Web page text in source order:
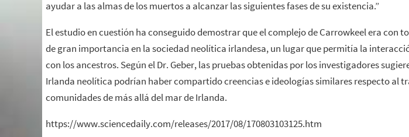
ayudar a las almas de los muertos a alcanzar las siguientes fases de su existencia.”
El estudio en cuestión ha conseguido demostrar que el complejo de Carrowkeel era con
de gran importancia en la sociedad neolítica irlandesa, un lugar que permitía la
con los ancestros. Según el Dr. Geber, las pruebas obtenidas por los investigadores
Irlanda neolítica podrían haber compartido creencias e ideologías similares respecto al
comunidades de más allá del mar de Irlanda.
https://www.sciencedaily.com/releases/2017/08/170803103125.htm